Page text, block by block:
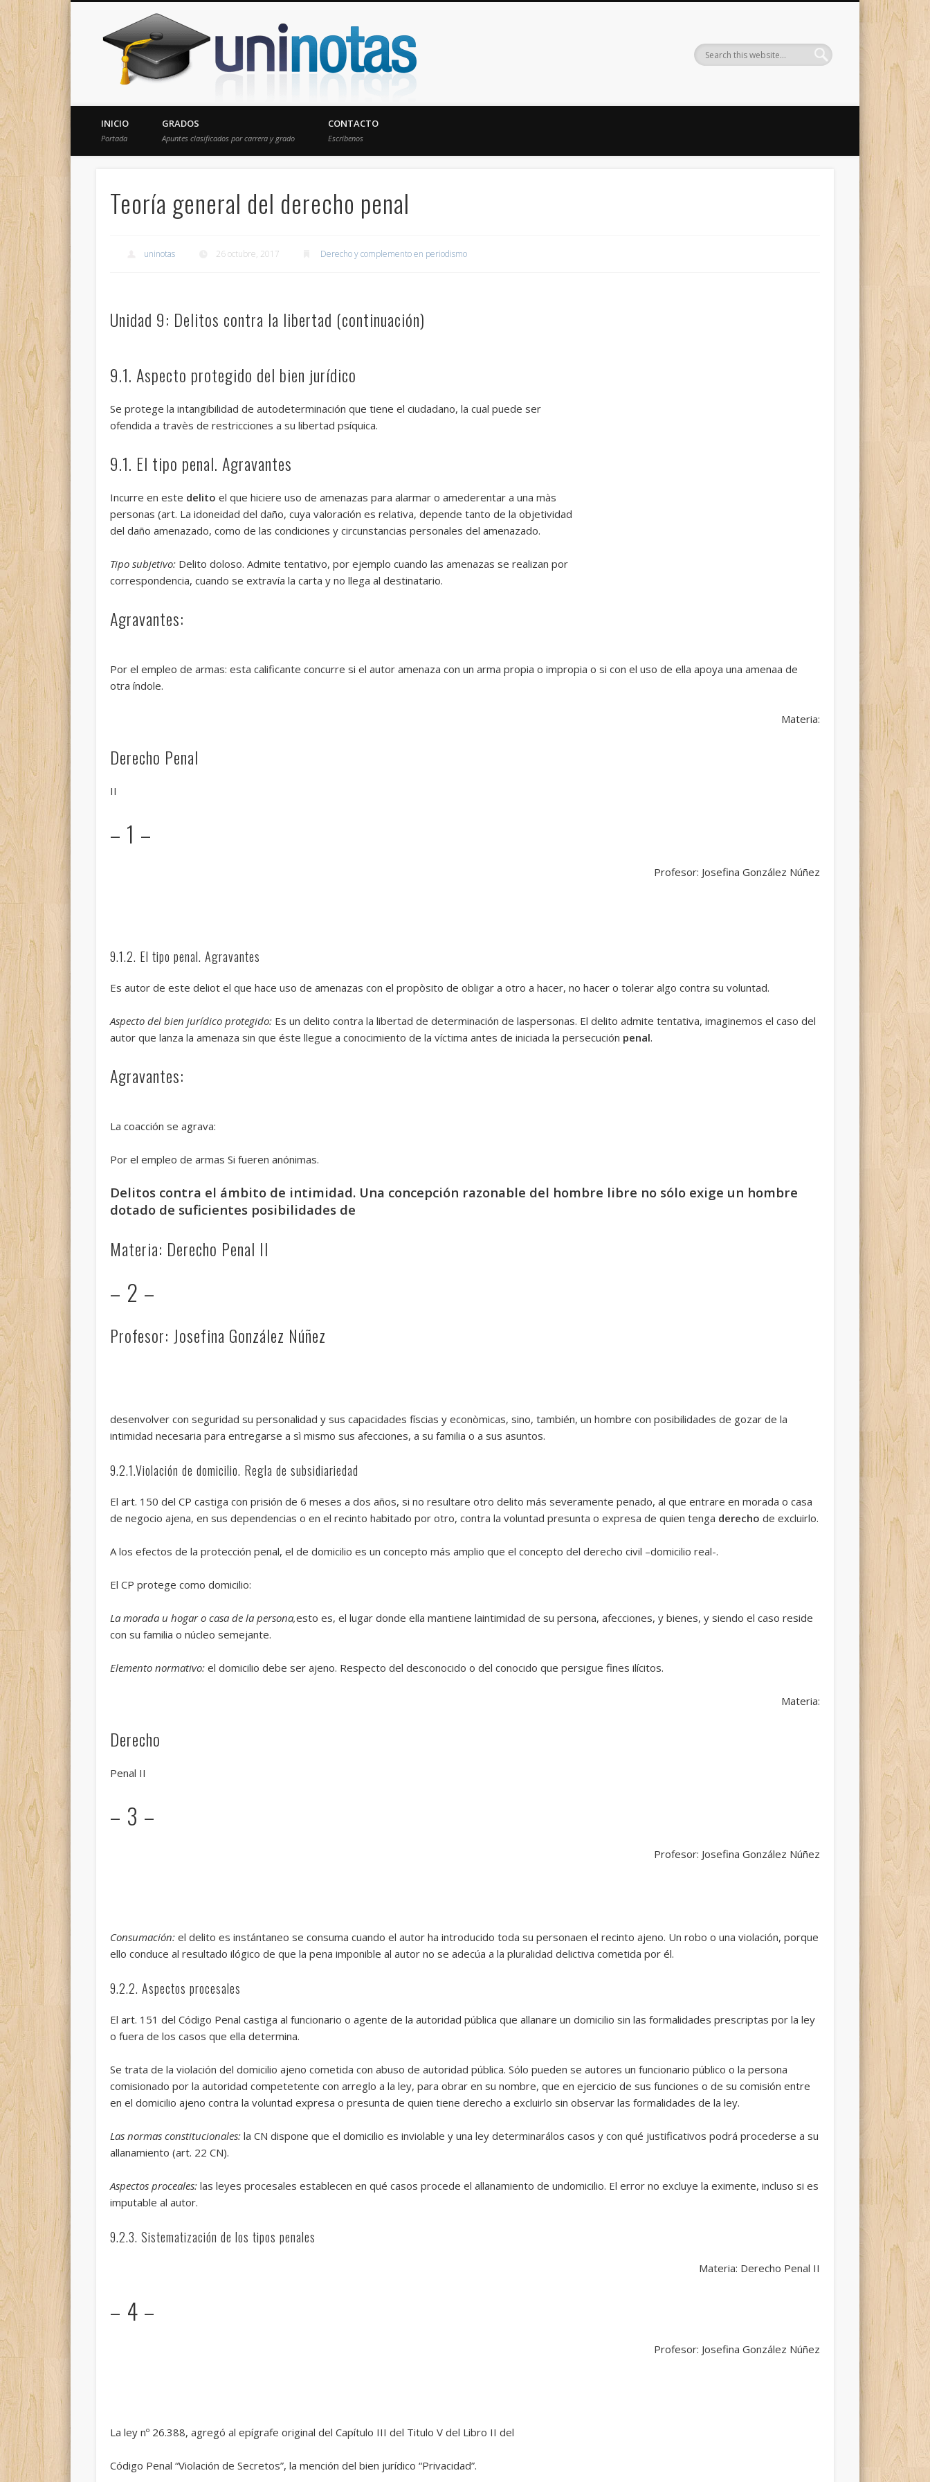
Donde encontrarás todas los apuntes de tu carrera
INICIO
Portada
GRADOS
Apuntes clasificados por carrera y grado
CONTACTO
Escríbenos
Teoría general del derecho penal
uninotas 26 octubre, 2017 Derecho y complemento en periodismo
Unidad 9: Delitos contra la libertad (continuación)
9.1. Aspecto protegido del bien jurídico
Se protege la intangibilidad de autodeterminación que tiene el ciudadano, la cual puede ser
ofendida a travès de restricciones a su libertad psíquica.
9.1. El tipo penal. Agravantes
Incurre en este delito el que hiciere uso de amenazas para alarmar o amederentar a una màs
personas (art. La idoneidad del daño, cuya valoración es relativa, depende tanto de la objetividad
del daño amenazado, como de las condiciones y circunstancias personales del amenazado.
Tipo subjetivo: Delito doloso. Admite tentativo, por ejemplo cuando las amenazas se realizan por
correspondencia, cuando se extravía la carta y no llega al destinatario.
Agravantes:
Por el empleo de armas: esta calificante concurre si el autor amenaza con un arma propia o impropia o si con el uso de ella apoya una amenaa de
otra índole.
Materia:
Derecho Penal
II
– 1 –
Profesor: Josefina González Núñez
9.1.2. El tipo penal. Agravantes
Es autor de este deliot el que hace uso de amenazas con el propòsito de obligar a otro a hacer, no hacer o tolerar algo contra su voluntad.
Aspecto del bien jurídico protegido: Es un delito contra la libertad de determinación de laspersonas. El delito admite tentativa, imaginemos el caso del
autor que lanza la amenaza sin que éste llegue a conocimiento de la víctima antes de iniciada la persecución penal.
Agravantes:
La coacción se agrava:
Por el empleo de armas Si fueren anónimas.
Delitos contra el ámbito de intimidad. Una concepción razonable del hombre libre no sólo exige un hombre
dotado de suficientes posibilidades de
Materia: Derecho Penal II
– 2 –
Profesor: Josefina González Núñez
desenvolver con seguridad su personalidad y sus capacidades físcias y econòmicas, sino, también, un hombre con posibilidades de gozar de la
intimidad necesaria para entregarse a sì mismo sus afecciones, a su familia o a sus asuntos.
9.2.1.Violación de domicilio. Regla de subsidiariedad
El art. 150 del CP castiga con prisión de 6 meses a dos años, si no resultare otro delito más severamente penado, al que entrare en morada o casa
de negocio ajena, en sus dependencias o en el recinto habitado por otro, contra la voluntad presunta o expresa de quien tenga derecho de excluirlo.
A los efectos de la protección penal, el de domicilio es un concepto más amplio que el concepto del derecho civil –domicilio real-.
El CP protege como domicilio:
La morada u hogar o casa de la persona,esto es, el lugar donde ella mantiene laintimidad de su persona, afecciones, y bienes, y siendo el caso reside
con su familia o núcleo semejante.
Elemento normativo: el domicilio debe ser ajeno. Respecto del desconocido o del conocido que persigue fines ilícitos.
Materia:
Derecho
Penal II
– 3 –
Profesor: Josefina González Núñez
Consumación: el delito es instántaneo se consuma cuando el autor ha introducido toda su personaen el recinto ajeno. Un robo o una violación, porque
ello conduce al resultado ilógico de que la pena imponible al autor no se adecúa a la pluralidad delictiva cometida por él.
9.2.2. Aspectos procesales
El art. 151 del Código Penal castiga al funcionario o agente de la autoridad pública que allanare un domicilio sin las formalidades prescriptas por la ley
o fuera de los casos que ella determina.
Se trata de la violación del domicilio ajeno cometida con abuso de autoridad pública. Sólo pueden se autores un funcionario público o la persona
comisionado por la autoridad competetente con arreglo a la ley, para obrar en su nombre, que en ejercicio de sus funciones o de su comisión entre
en el domicilio ajeno contra la voluntad expresa o presunta de quien tiene derecho a excluirlo sin observar las formalidades de la ley.
Las normas constitucionales: la CN dispone que el domicilio es inviolable y una ley determinarálos casos y con qué justificativos podrá procederse a su
allanamiento (art. 22 CN).
Aspectos proceales: las leyes procesales establecen en qué casos procede el allanamiento de undomicilio. El error no excluye la eximente, incluso si es
imputable al autor.
9.2.3. Sistematización de los tipos penales
Materia: Derecho Penal II
– 4 –
Profesor: Josefina González Núñez
La ley nº 26.388, agregó al epígrafe original del Capítulo III del Titulo V del Libro II del
Código Penal “Violación de Secretos”, la mención del bien jurídico “Privacidad”.